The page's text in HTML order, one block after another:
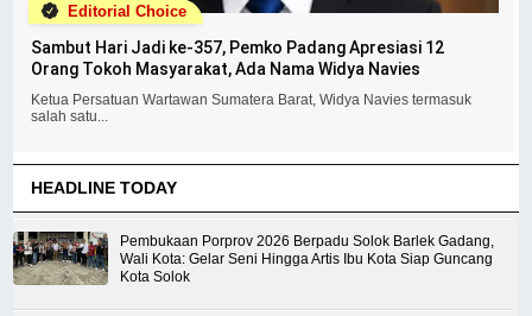
Editorial Choice
Sambut Hari Jadi ke-357, Pemko Padang Apresiasi 12
Orang Tokoh Masyarakat, Ada Nama Widya Navies
Ketua Persatuan Wartawan Sumatera Barat, Widya Navies termasuk
salah satu...
HEADLINE TODAY
Pembukaan Porprov 2026 Berpadu Solok Barlek Gadang,
Wali Kota: Gelar Seni Hingga Artis Ibu Kota Siap Guncang
Kota Solok